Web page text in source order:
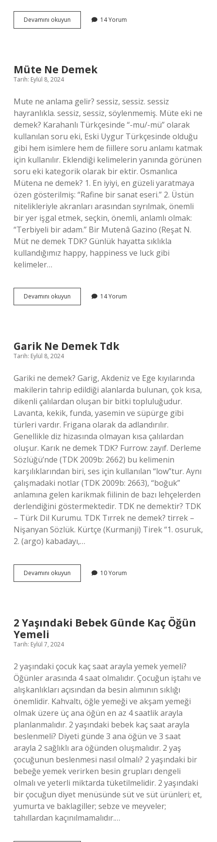
Devamını okuyun
Ile
14 Yorum
Müte Ne Demek
Tarih: Eylül 8, 2024
Mute ne anlama gelir? sessiz, sessiz. sessiz
hayranlıkla. sessiz, sessiz, söylenmemiş. Müte eki ne
demek? Karahanlı Türkçesinde “-mu/-mü” olarak
kullanılan soru eki, Eski Uygur Türkçesinde olduğu
gibi hem isimlere hem de fiillere soru anlamı katmak
için kullanılır. Eklendiği kelimelerin yanında görünen
soru eki kategorik olarak bir ektir. Osmanlıca
Mütena ne demek? 1. En iyiyi, en güzeli yaratmaya
özen gösterilmiş: “Rafine bir sanat eseri.” 2. Üstün
nitelikleriyle akranları arasından sıyrılmak, önemli
bir yer işgal etmek, seçkin, önemli, anlamlı olmak:
“Terbiyeli bir adam.” Bir Mutenâ Gazino (Reşat N.
Müt ne demek TDK? Günlük hayatta sıklıkla
kullandığımız happy, happiness ve luck gibi
kelimeler…
Devamını okuyun
Ne
14 Yorum
Garik Ne Demek Tdk
Tarih: Eylül 8, 2024
Gariki ne demek? Garig, Akdeniz ve Ege kıyılarında
makilerin tahrip edildiği alanlarda bulunan, çok kısa,
dikenli çalılardan oluşan bir bitki topluluğudur.
Lavanta, kekik, funda, yasemin ve süpürge gibi
türleri vardır. Frigana olarak da adlandırılır.
Genellikle diz hizasında olmayan kısa çalılardan
oluşur. Karık ne demek TDK? Furrow: zayıf. Derleme
Sözlüğü’nde (TDK 2009b: 2662) bu kelimenin
karşılıklarından biri, ses için kullanılan “low”tur. Aynı
çalışmadaki notlar (TDK 2009b: 2663), “boğuk”
anlamına gelen karikmak fiilinin de bazı lehçelerden
derlendiğini göstermektedir. TDK ne demektir? TDK
– Türk Dil Kurumu. TDK Tırrek ne demek? tirrek –
Nişanyan Sözlük. Kürtçe (Kurmanji) Tirek “1. osuruk,
2. (argo) kabadayı,…
Devamını okuyun
Ne
10 Yorum
2 Yaşındaki Bebek Günde Kaç Öğün
Yemeli
Tarih: Eylül 7, 2024
2 yaşındaki çocuk kaç saat arayla yemek yemeli?
Öğünler arasında 4 saat olmalıdır. Çocuğun iştahı ve
alışkanlıkları açısından da besin alımının sıklığı
önemlidir. Kahvaltı, öğle yemeği ve akşam yemeği
olmak üzere üç ana öğün en az 4 saatlik arayla
planlanmalıdır. 2 yaşındaki bebek kaç saat arayla
beslenmeli? Diyeti günde 3 ana öğün ve 3 saat
arayla 2 sağlıklı ara öğünden oluşmalıdır. 2 yaş
çocuğunun beslenmesi nasıl olmalı? 2 yaşındaki bir
bebeğe yemek verirken besin grupları dengeli
olmalı ve yeterli miktarda tüketilmelidir. 2 yaşındaki
bir çocuğun diyet menüsünde süt ve süt ürünleri; et,
yumurta ve baklagiller; sebze ve meyveler;
tahıllardan kaçınılmamalıdır.…